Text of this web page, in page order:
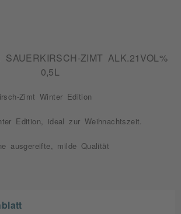
SAUERKIRSCH-ZIMT ALK.21VOL%
0,5L
Zimt Winter Edition
Edition, ideal zur Weihnachtszeit.
ausgereifte, milde Qualität